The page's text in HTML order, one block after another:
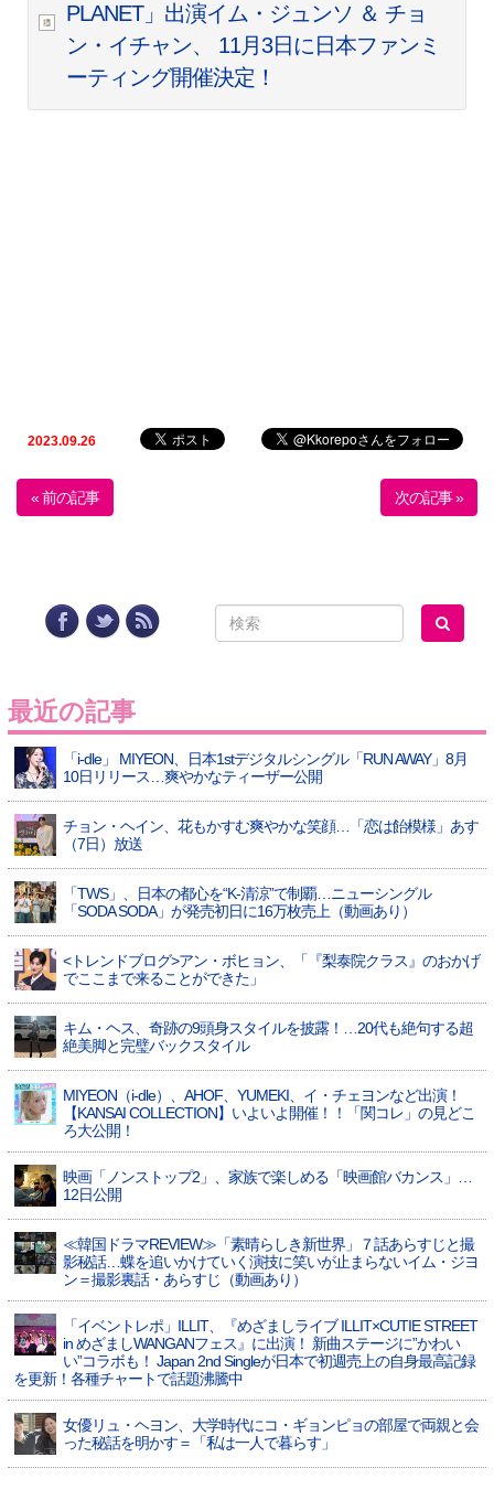
PLANET」出演イム・ジュンソ ＆ チョ
ン・イチャン、 11月3日に日本ファンミ
ーティング開催決定！
2023.09.26
« 前の記事 次の記事 »
最近の記事
「i-dle」 MIYEON、日本1stデジタルシングル「RUN AWAY」8月
10日リリース…爽やかなティーザー公開
チョン・ヘイン、花もかすむ爽やかな笑顔…「恋は飴模様」あす
（7日）放送
「TWS」、日本の都心を“K-清涼”で制覇…ニューシングル
「SODA SODA」が発売初日に16万枚売上（動画あり）
<トレンドブログ>アン・ボヒョン、「『梨泰院クラス』のおかげ
でここまで来ることができた」
キム・ヘス、奇跡の9頭身スタイルを披露！…20代も絶句する超
絶美脚と完璧バックスタイル
MIYEON（i-dle）、​AHOF​、YUMEKI、イ・チェヨンなど出演！
【KANSAI COLLECTION】いよいよ開催！！「関コレ」の見どこ
ろ大公開！
映画「ノンストップ2」、家族で楽しめる「映画館バカンス」…
12日公開
≪韓国ドラマREVIEW≫「素晴らしき新世界」７話あらすじと撮
影秘話…蝶を追いかけていく演技に笑いが止まらないイム・ジヨ
ン＝撮影裏話・あらすじ（動画あり）
「イベントレポ」ILLIT、『めざましライブ ILLIT×CUTIE STREET
in めざましWANGANフェス』に出演！ 新曲ステージに”かわい
い”コラボも！ Japan 2nd Singleが日本で初週売上の自身最高記録
を更新！各種チャートで話題沸騰中
女優リュ・ヘヨン、大学時代にコ・ギョンピョの部屋で両親と会
った秘話を明かす＝「私は一人で暮らす」